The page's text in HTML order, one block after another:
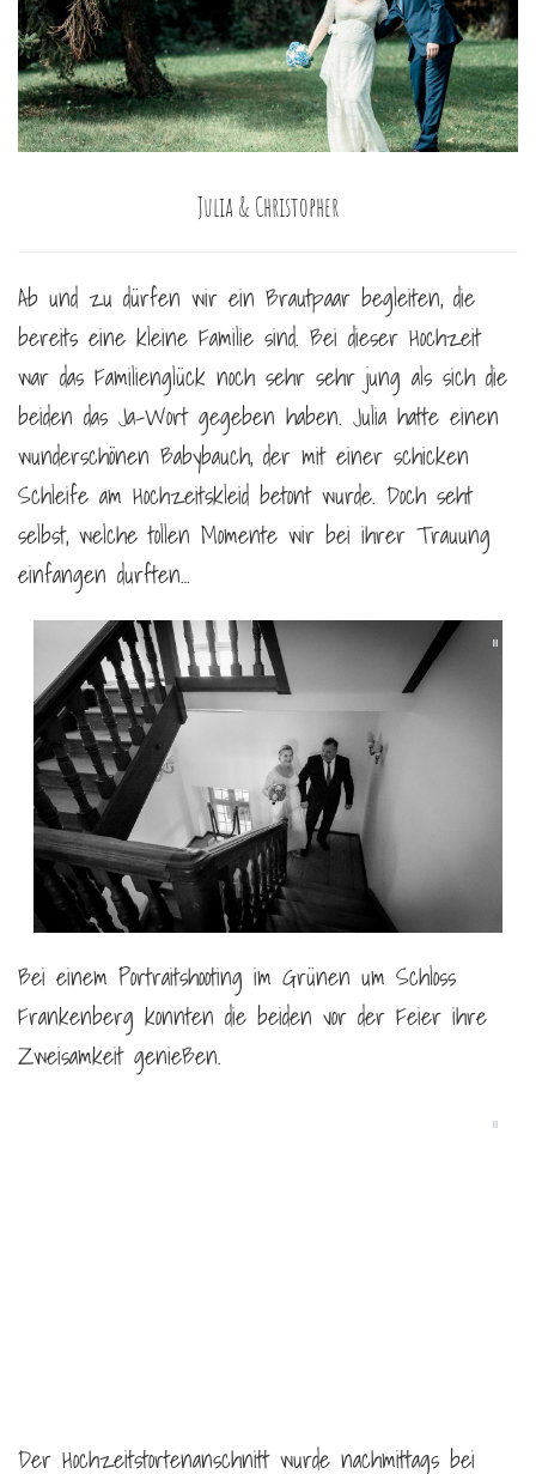
Julia & Christopher
Ab und zu dürfen wir ein Brautpaar begleiten, die
bereits eine kleine Familie sind. Bei dieser Hochzeit
war das Familienglück noch sehr sehr jung als sich die
beiden das Ja-Wort gegeben haben. Julia hatte einen
wunderschönen Babybauch, der mit einer schicken
Schleife am Hochzeitskleid betont wurde. Doch seht
selbst, welche tollen Momente wir bei ihrer Trauung
einfangen durften…
Bei einem Portraitshooting im Grünen um Schloss
Frankenberg konnten die beiden vor der Feier ihre
Zweisamkeit genießen.
Der Hochzeitstortenanschnitt wurde nachmittags bei